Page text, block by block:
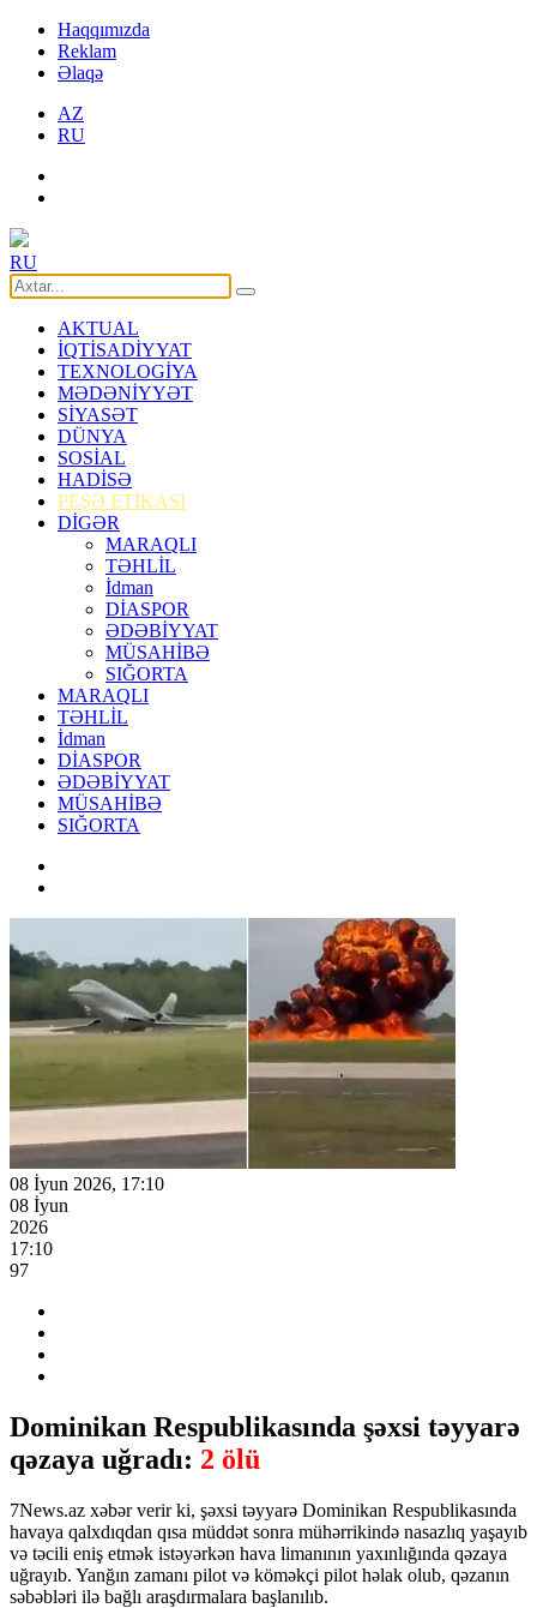
Haqqımızda
Reklam
Əlaqə
AZ
RU
RU
AKTUAL
İQTİSADİYYAT
TEXNOLOGİYA
MƏDƏNİYYƏT
SİYASƏT
DÜNYA
SOSİAL
HADİSƏ
PEŞƏ ETİKASI
DİGƏR
MARAQLI
TƏHLİL
İdman
DİASPOR
ƏDƏBİYYAT
MÜSAHİBƏ
SIĞORTA
MARAQLI
TƏHLİL
İdman
DİASPOR
ƏDƏBİYYAT
MÜSAHİBƏ
SIĞORTA
08 İyun 2026, 17:10
08 İyun
2026
17:10
97
Dominikan Respublikasında şəxsi təyyarə
qəzaya uğradı: 2 ölü
7News.az xəbər verir ki, şəxsi təyyarə Dominikan Respublikasında
havaya qalxdıqdan qısa müddət sonra mühərrikində nasazlıq yaşayıb
və təcili eniş etmək istəyərkən hava limanının yaxınlığında qəzaya
uğrayıb. Yanğın zamanı pilot və köməkçi pilot həlak olub, qəzanın
səbəbləri ilə bağlı araşdırmalara başlanılıb.